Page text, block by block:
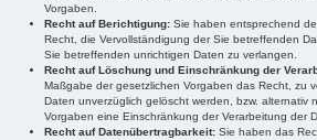
Vorgaben.
Recht auf Berichtigung: Sie haben entsprechend
Recht, die Vervollständigung der Sie betreffenden
Sie betreffenden unrichtigen Daten zu verlangen.
Recht auf Löschung und Einschränkung der
Maßgabe der gesetzlichen Vorgaben das Recht, zu
Daten unverzüglich gelöscht werden, bzw. alternativ
Vorgaben eine Einschränkung der Verarbeitung der
Recht auf Datenübertragbarkeit: Sie haben das